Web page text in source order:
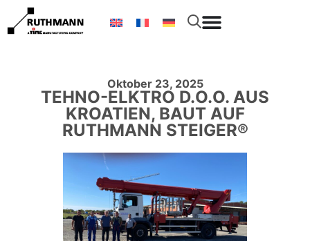
Oktober 23, 2025
TEHNO-ELKTRO D.O.O. AUS
KROATIEN, BAUT AUF
RUTHMANN STEIGER®